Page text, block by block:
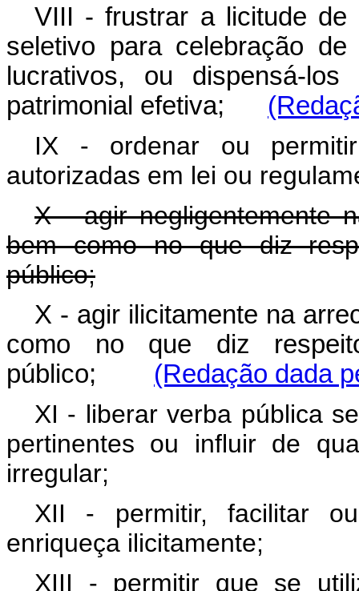
VIII - frustrar a licitude de
seletivo para celebração
lucrativos, ou dispensá-los
patrimonial efetiva;
IX - ordenar ou
autorizadas em lei ou
X - agir negligentemente
bem como no que diz
público;
X - agir ilicitamente na
como no que diz
público; (Redação dada
XI - liberar verba pública
pertinentes ou influir de
irregular;
XII - permitir, facilitar
enriqueça ilicitamente;
XIII - permitir que se